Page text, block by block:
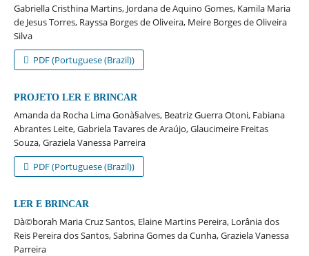
Gabriella Cristhina Martins, Jordana de Aquino Gomes, Kamila Maria
de Jesus Torres, Rayssa Borges de Oliveira, Meire Borges de Oliveira
Silva
PDF (Portuguese (Brazil))
PROJETO LER E BRINCAR
Amanda da Rocha Lima Gonà§alves, Beatriz Guerra Otoni, Fabiana
Abrantes Leite, Gabriela Tavares de Araújo, Glaucimeire Freitas
Souza, Graziela Vanessa Parreira
PDF (Portuguese (Brazil))
LER E BRINCAR
Dà©borah Maria Cruz Santos, Elaine Martins Pereira, Lorânia dos
Reis Pereira dos Santos, Sabrina Gomes da Cunha, Graziela Vanessa
Parreira